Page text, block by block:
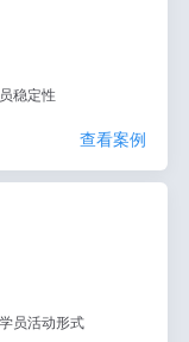
稳定性
查看案例
员活动形式